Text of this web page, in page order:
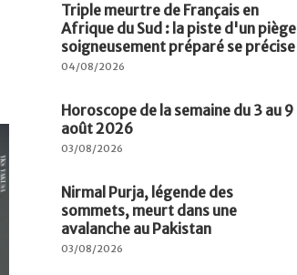
Triple meurtre de Français en
Afrique du Sud : la piste d'un piège
soigneusement préparé se précise
04/08/2026
Horoscope de la semaine du 3 au 9
août 2026
03/08/2026
Nirmal Purja, légende des
sommets, meurt dans une
avalanche au Pakistan
03/08/2026